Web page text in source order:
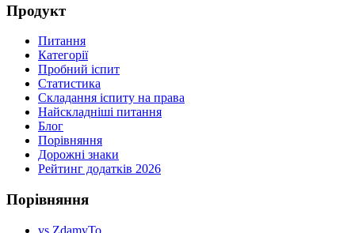
Продукт
Питання
Категорії
Пробний іспит
Статистика
Складання іспиту на права
Найскладніші питання
Блог
Порівняння
Дорожні знаки
Рейтинг додатків 2026
Порівняння
vs ZdamyTo